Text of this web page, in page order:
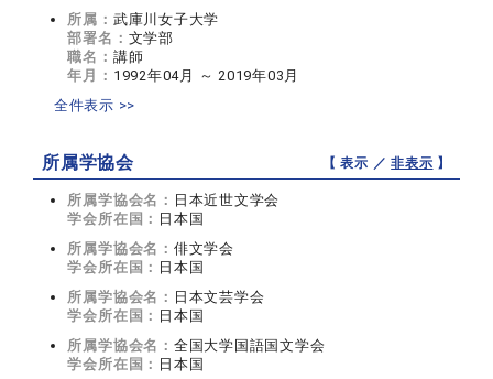
所属： 武庫川女子大学
部署名： 文学部
職名： 講師
年月： 1992年04月 ～ 2019年03月
全件表示 >>
所属学協会 【 表示 ／非表示 】
所属学協会名： 日本近世文学会
学会所在国： 日本国
所属学協会名： 俳文学会
学会所在国： 日本国
所属学協会名： 日本文芸学会
学会所在国： 日本国
所属学協会名： 全国大学国語国文学会
学会所在国： 日本国